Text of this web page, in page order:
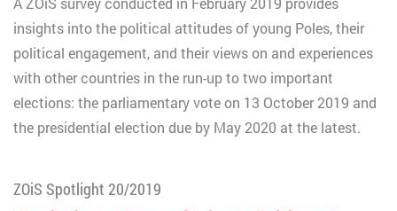
insights into the political attitudes of young Poles, their
political engagement, and their views on and experiences
with other countries in the run-up to two important
elections: the parliamentary vote on 13 October 2019 and
the presidential election due by May 2020 at the latest.
ZOiS Spotlight 20/2019